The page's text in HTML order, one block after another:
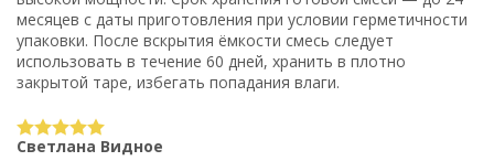
месяцев с даты приготовления при условии герметичности
упаковки. После вскрытия ёмкости смесь следует
использовать в течение 60 дней, хранить в плотно
закрытой таре, избегать попадания влаги.
Светлана Видное